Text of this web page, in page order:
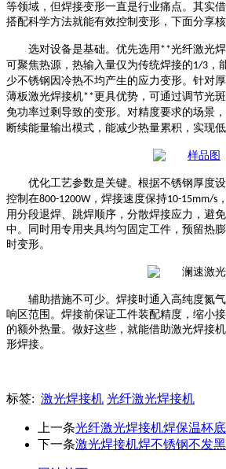
等领域，但焊接变形一直是行业痛点。其实
搭配科学方法就能有效控制变形，下面分享核
选对设备是基础。优先选用 **光纤激光
可聚焦热源，热输入量仅为传统焊接的1/3 ，
少不锈钢因冷热不均产生的应力变形。针对
薄板激光焊接机**更具优势，可通过调节光
免功率过剩导致的变形。对精度要求的场景，
断续能量输出模式，能减少热量累积，实现低
优化工艺参数是关键。根据不锈钢厚度设
控制在800-1200W，焊接速度保持10-15mm/s
用分段退焊、跳焊顺序，分散焊接应力，避
中。同时用专用夹具均匀固定工件，预留热
时变形。
辅助措施不可少。焊接时通入高纯度氮
响区范围。焊接前保证工件装配精度，缩小
的额外热量。做好这些，就能借助激光焊接
形焊接。
标签: 激光焊接机 光纤激光焊接机
上一条光纤激光焊接机焊保温杯
下一条激光焊接机焊不锈钢不发